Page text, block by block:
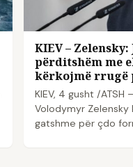
KIEV –
përditshëm me
kërkojmë rrugë
KIEV, 4 gusht /ATSH
Volodymyr Zelensky
gatshme për çdo